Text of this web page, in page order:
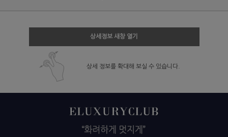
상세정보 새창 열기
상세 정보를 확대해 보실 수 있습니다.